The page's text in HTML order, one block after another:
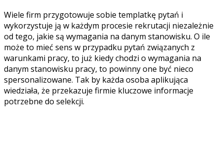
Wiele firm przygotowuje sobie templatkę pytań i
wykorzystuje ją w każdym procesie rekrutacji niezależnie
od tego, jakie są wymagania na danym stanowisku. O ile
może to mieć sens w przypadku pytań związanych z
warunkami pracy, to już kiedy chodzi o wymagania na
danym stanowisku pracy, to powinny one być nieco
spersonalizowane. Tak by każda osoba aplikująca
wiedziała, że przekazuje firmie kluczowe informacje
potrzebne do selekcji.